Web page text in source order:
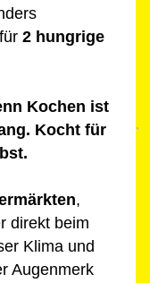
für 2 hungrige
Kochen ist
Kocht für
kten,
direkt beim
Klima und
Augenmerk